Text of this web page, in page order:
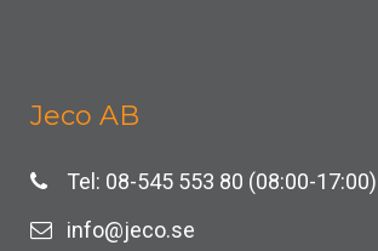
Jeco AB
Tel: 08-545 553 80 (08:00-17:00)
info@jeco.se